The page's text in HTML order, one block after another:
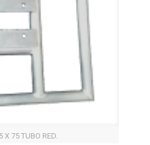
X 75 TUBO RED.